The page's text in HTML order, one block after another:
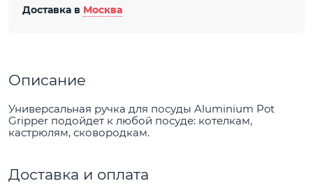
Доставка в Москва
Описание
Универсальная ручка для посуды Aluminium Pot
Gripper подойдет к любой посуде: котелкам,
кастрюлям, сковородкам.
Доставка и оплата